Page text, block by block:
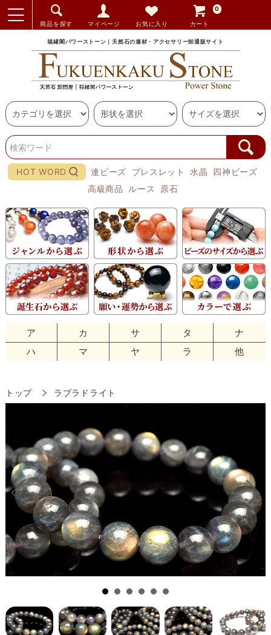
商品を探す マイページ お気に入り カート
0
福縁閣パワーストーン｜天然石の連材・アクセサリー卸通販サイト
HOT WORD 連ビーズ ブレスレット 水晶
四神ビーズ
高級商品
ルース 原石
ア カ サ タ
ナ
ハ
マ ヤ ラ 他
トップ ラブラドライト